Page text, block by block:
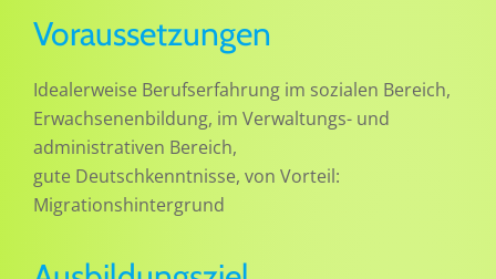
Voraussetzungen
Idealerweise Berufserfahrung im sozialen Bereich,
Erwachsenenbildung, im Verwaltungs- und
administrativen Bereich,
gute Deutschkenntnisse, von Vorteil:
Migrationshintergrund